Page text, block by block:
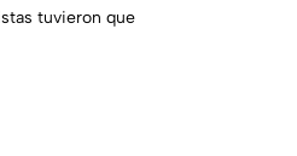
tuvieron que